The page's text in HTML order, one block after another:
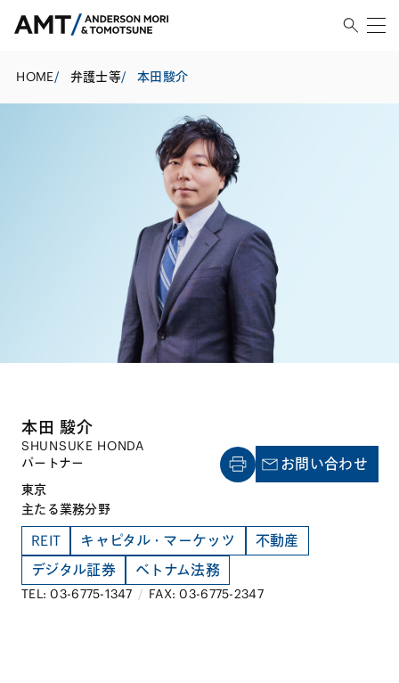
HOME/ 弁護士等/ 本田駿介
本田 駿介
SHUNSUKE HONDA
パートナー
東京
主たる業務分野
REIT キャピタル・マーケッツ
不動産
デジタル証券
ベトナム法務
TEL: 03-6775-1347 / FAX: 03-6775-2347
お問い合わせ